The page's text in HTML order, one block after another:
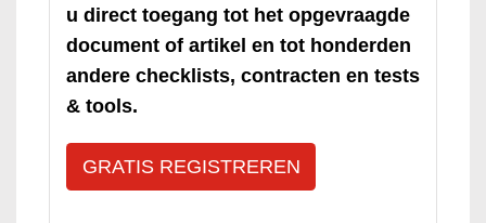
u direct toegang tot het opgevraagde
document of artikel en tot honderden
andere checklists, contracten en tests
& tools.
GRATIS REGISTREREN